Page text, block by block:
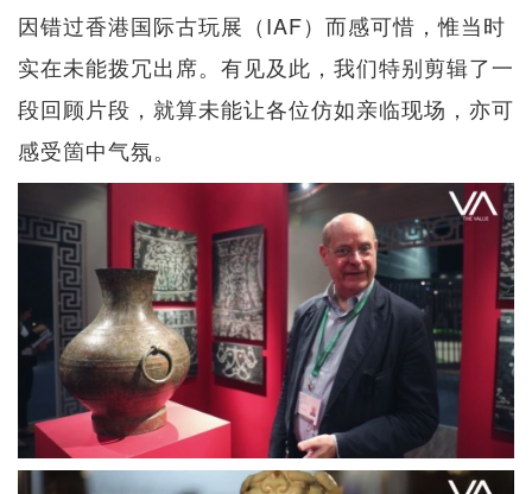
因错过香港国际古玩展（IAF）而感可惜，惟当时
实在未能拨冗出席。有见及此，我们特别剪辑了一
段回顾片段，就算未能让各位仿如亲临现场，亦可
感受箇中气氛。